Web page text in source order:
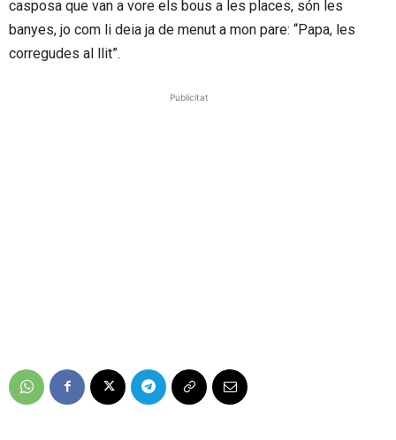
casposa que van a vore els bous a les places, són les
banyes, jo com li deia ja de menut a mon pare: “Papa, les
corregudes al llit”.
Publicitat